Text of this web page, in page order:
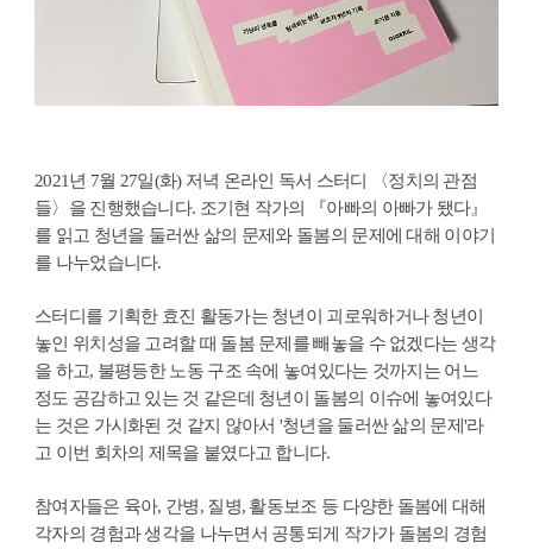
2021년 7월 27일(화) 저녁 온라인 독서 스터디 〈정치의 관점
들〉을 진행했습니다. 조기현 작가의 『아빠의 아빠가 됐다』
를 읽고 청년을 둘러싼 삶의 문제와 돌봄의 문제에 대해 이야기
를 나누었습니다.
스터디를 기획한 효진 활동가는 청년이 괴로워하거나 청년이
놓인 위치성을 고려할 때 돌봄 문제를 빼놓을 수 없겠다는 생각
을 하고, 불평등한 노동 구조 속에 놓여있다는 것까지는 어느
정도 공감하고 있는 것 같은데 청년이 돌봄의 이슈에 놓여있다
는 것은 가시화된 것 같지 않아서 '청년을 둘러싼 삶의 문제'라
고 이번 회차의 제목을 붙였다고 합니다.
참여자들은 육아, 간병, 질병, 활동보조 등 다양한 돌봄에 대해
각자의 경험과 생각을 나누면서 공통되게 작가가 돌봄의 경험